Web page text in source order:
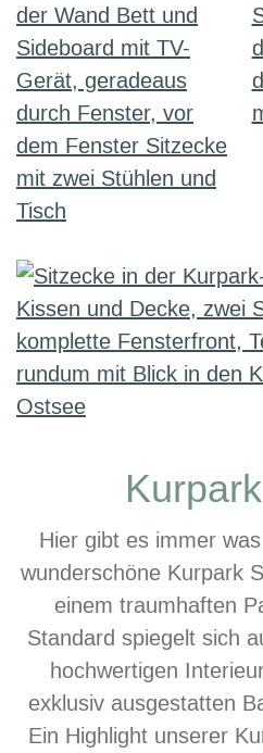
Hier gibt es immer
wunderschöne Kurpark
einem traumhaften
Standard spiegelt sich
hochwertigen
exklusiv ausgestatten
Ein Highlight unserer